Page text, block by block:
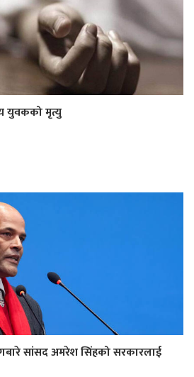
युवकको मृत्यु
सांसद अमरेश सिंहको सरकारलाई